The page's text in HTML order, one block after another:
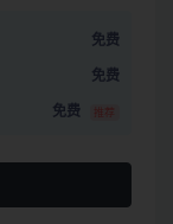
免费
免费
免费 推荐